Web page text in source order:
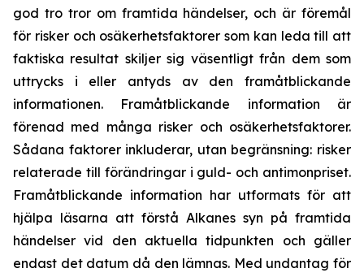
god tro tror om framtida händelser, och är föremål
för risker och osäkerhetsfaktorer som kan leda till att
faktiska resultat skiljer sig väsentligt från dem som
uttrycks i eller antyds av den framåtblickande
informationen. Framåtblickande information är
förenad med många risker och osäkerhetsfaktorer.
Sådana faktorer inkluderar, utan begränsning: risker
relaterade till förändringar i guld- och antimonpriset.
Framåtblickande information har utformats för att
hjälpa läsarna att förstå Alkanes syn på framtida
händelser vid den aktuella tidpunkten och gäller
endast det datum då den lämnas. Med undantag för